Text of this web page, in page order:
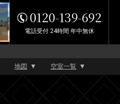
0120-139-692
電話受付 24時間 年中無休
地図 空室一覧